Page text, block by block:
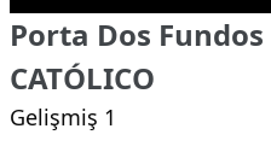
Porta Dos Fundos
CATÓLICO
Gelişmiş 1